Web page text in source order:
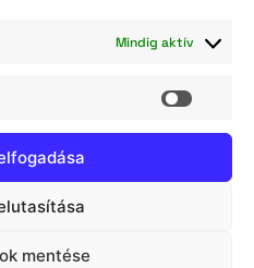
Mindig aktív
mentése
vízhasználatról
Zajhatással járó vízi és
könyv formátumú